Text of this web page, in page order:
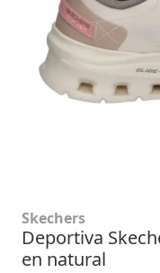
Skechers
Deportiva
en natural